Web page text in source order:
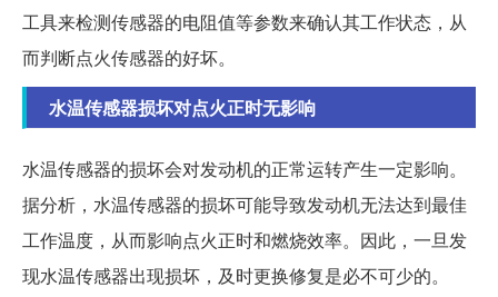
工具来检测传感器的电阻值等参数来确认其工作状态，从
而判断点火传感器的好坏。
水温传感器损坏对点火正时无影响
水温传感器的损坏会对发动机的正常运转产生一定影响。
据分析，水温传感器的损坏可能导致发动机无法达到最佳
工作温度，从而影响点火正时和燃烧效率。因此，一旦发
现水温传感器出现损坏，及时更换修复是必不可少的。